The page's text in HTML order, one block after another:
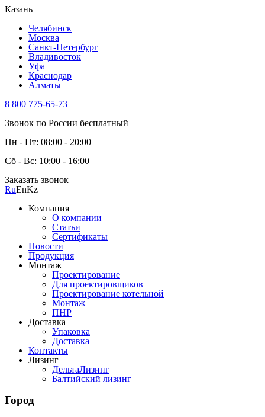
Казань
Челябинск
Москва
Санкт-Петербург
Владивосток
Уфа
Краснодар
Алматы
8 800 775-65-73
Звонок по России бесплатный
Пн - Пт: 08:00 - 20:00
Сб - Вс: 10:00 - 16:00
Заказать звонок
RuEnKz
Компания
О компании
Статьи
Сертификаты
Новости
Продукция
Монтаж
Проектирование
Для проектировщиков
Проектирование котельной
Монтаж
ПНР
Доставка
Упаковка
Доставка
Контакты
Лизинг
ДельтаЛизинг
Балтийский лизинг
Город